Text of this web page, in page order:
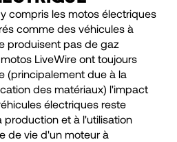
compris les motos électriques
comme des véhicules à
produisent pas de gaz
LiveWire ont toujours
(principalement due à la
des matériaux) l'impact
électriques reste
production et à l'utilisation
de vie d'un moteur à